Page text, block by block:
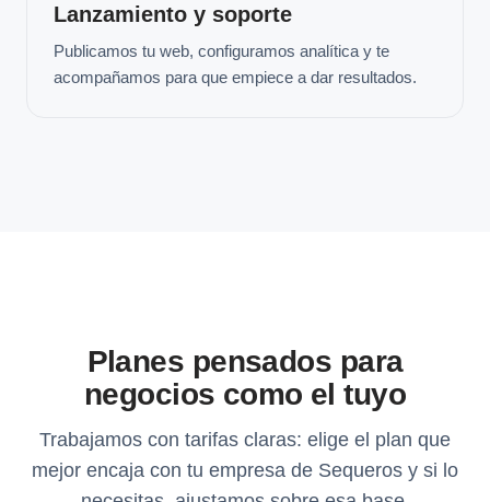
Lanzamiento y soporte
Publicamos tu web, configuramos analítica y te
acompañamos para que empiece a dar resultados.
Planes pensados para
negocios como el tuyo
Trabajamos con tarifas claras: elige el plan que
mejor encaja con tu empresa de Sequeros y si lo